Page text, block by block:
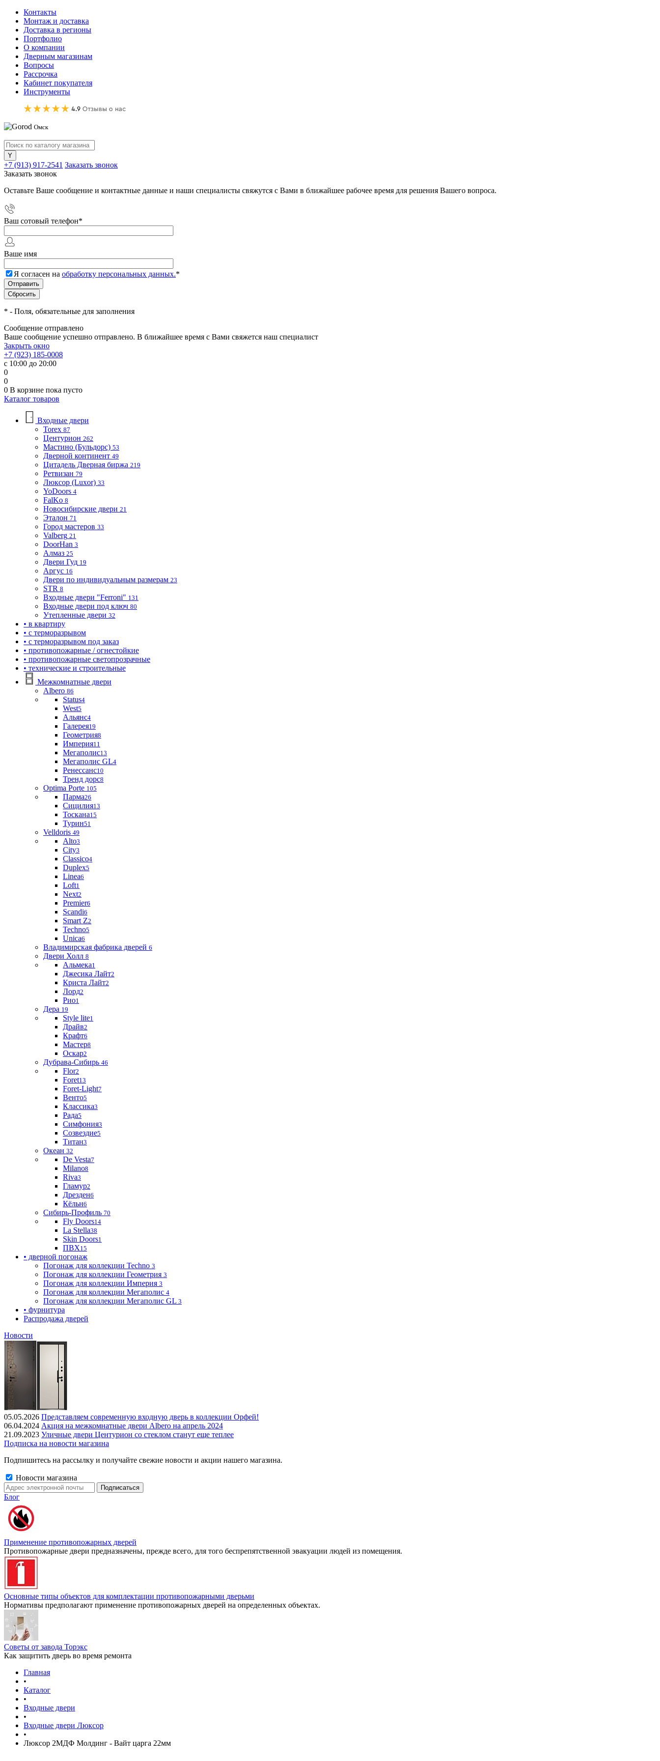
Контакты
Монтаж и доставка
Доставка в регионы
Портфолио
О компании
Дверным магазинам
Вопросы
Рассрочка
Кабинет покупателя
Инструменты
Омск
+7 (913) 917-2541 Заказать звонок
Заказать звонок
Оставьте Ваше сообщение и контактные данные и наши специалисты свяжутся с Вами в ближайшее рабочее время для решения Вашего вопроса.
Ваш сотовый телефон*
Ваше имя
Я согласен на обработку персональных данных.*
* - Поля, обязательные для заполнения
Сообщение отправлено
Ваше сообщение успешно отправлено. В ближайшее время с Вами свяжется наш специалист
Закрыть окно
+7 (923) 185-0008
с 10:00 до 20:00
0
0
0 В корзине пока пусто
Каталог товаров
Входные двери
Torex 87
Центурион 262
Мастино (Бульдорс) 53
Дверной континент 49
Цитадель Дверная биржа 219
Ретвизан 79
Люксор (Luxor) 33
YoDoors 4
FalKo 8
Новосибирские двери 21
Эталон 71
Город мастеров 33
Valberg 21
DoorHan 3
Алмаз 25
Двери Гуд 19
Аргус 16
Двери по индивидуальным размерам 23
STR 8
Входные двери "Ferroni" 131
Входные двери под ключ 80
Утепленные двери 32
• в квартиру
• с терморазрывом
• с терморазрывом под заказ
• противопожарные / огнестойкие
• противопожарные светопрозрачные
• технические и строительные
Межкомнатные двери
Albero 86
Status4
West5
Альянс4
Галерея19
Геометрия8
Империя11
Мегаполис13
Мегаполис GL4
Ренессанс10
Тренд дорс8
Optima Porte 105
Парма26
Сицилия13
Тоскана15
Турин51
Velldoris 49
Alto3
City3
Classico4
Duplex5
Linea6
Loft1
Next2
Premier6
Scandi6
Smart Z2
Techno5
Unica6
Владимирская фабрика дверей 6
Двери Холл 8
Альмека1
Джесика Лайт2
Криста Лайт2
Лорд2
Рио1
Дера 19
Style lite1
Драйв2
Крафт6
Мастер8
Оскар2
Дубрава-Сибирь 46
Flor2
Foret13
Foret-Light7
Венто5
Классика3
Рада5
Симфония3
Созвездие5
Титан3
Океан 32
De Vesta7
Milano8
Riva3
Гламур2
Дрезден6
Кёльн6
Сибирь-Профиль 70
Fly Doors14
La Stella38
Skin Doors1
ПВХ15
• дверной погонаж
Погонаж для коллекции Techno 3
Погонаж для коллекции Геометрия 3
Погонаж для коллекции Империя 3
Погонаж для коллекции Мегаполис 4
Погонаж для коллекции Мегаполис GL 3
• фурнитура
Распродажа дверей
Новости
05.05.2026 Представляем современную входную дверь в коллекции Орфей!
06.04.2024 Акция на межкомнатные двери Albero на апрель 2024
21.09.2023 Уличные двери Центурион со стеклом станут еще теплее
Подписка на новости магазина
Подпишитесь на рассылку и получайте свежие новости и акции нашего магазина.
Новости магазина
Блог
Применение противопожарных дверей
Противопожарные двери предназначены, прежде всего, для того беспрепятственной эвакуации людей из помещения.
Основные типы объектов для комплектации противопожарными дверьми
Нормативы предполагают применение противопожарных дверей на определенных объектах.
Советы от завода Торэкс
Как защитить дверь во время ремонта
Главная
•
Каталог
•
Входные двери
•
Входные двери Люксор
•
Люксор 2МДФ Молдинг - Вайт царга 22мм